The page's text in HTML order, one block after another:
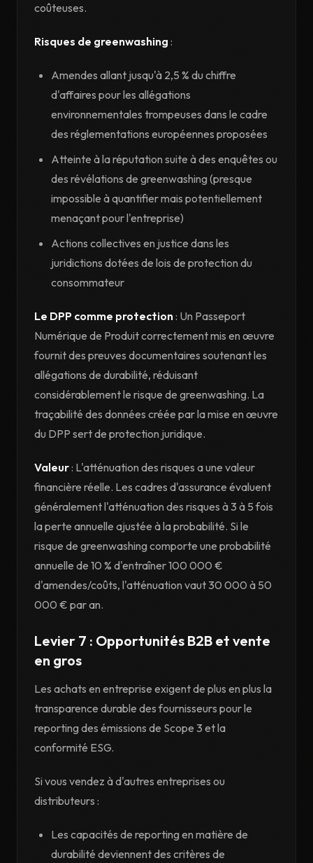
coûteuses.
Risques de greenwashing :
Amendes allant jusqu'à 2,5 % du chiffre
d'affaires pour les allégations
environnementales trompeuses dans le cadre
des réglementations européennes proposées
Atteinte à la réputation suite à des enquêtes ou
des révélations de greenwashing (presque
impossible à quantifier mais potentiellement
menaçant pour l'entreprise)
Actions collectives en justice dans les
juridictions dotées de lois de protection du
consommateur
Le DPP comme protection: Un Passeport
Numérique de Produit correctement mis en œuvre
fournit des preuves documentaires soutenant les
allégations de durabilité, réduisant
considérablement le risque de greenwashing. La
traçabilité des données créée par la mise en œuvre
du DPP sert de protection juridique.
Valeur: L'atténuation des risques a une valeur
financière réelle. Les cadres d'assurance évaluent
généralement l'atténuation des risques à 3 à 5 fois
la perte annuelle ajustée à la probabilité. Si le
risque de greenwashing comporte une probabilité
annuelle de 10 % d'entraîner 100 000 €
d'amendes/coûts, l'atténuation vaut 30 000 à 50
000 € par an.
Levier 7 : Opportunités B2B et vente
en gros
Les achats en entreprise exigent de plus en plus la
transparence durable des fournisseurs pour le
reporting des émissions de Scope 3 et la
conformité ESG.
Si vous vendez à d'autres entreprises ou
distributeurs :
Les capacités de reporting en matière de
durabilité deviennent des critères de